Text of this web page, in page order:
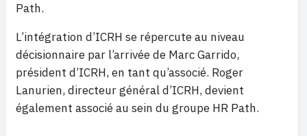
Path.
L’intégration d’ICRH se répercute au niveau
décisionnaire par l’arrivée de Marc Garrido,
président d’ICRH, en tant qu’associé. Roger
Lanurien, directeur général d’ICRH, devient
également associé au sein du groupe HR Path.